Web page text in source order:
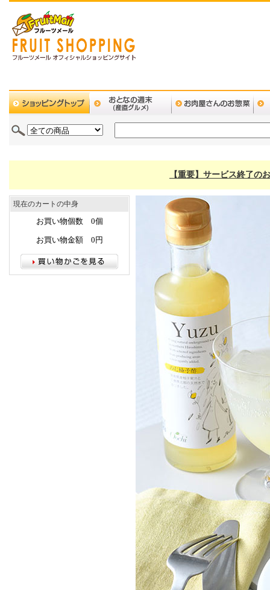
【重要】サービス終了の
現在のカートの中身
お買い物個数 0個
お買い物金額 0円